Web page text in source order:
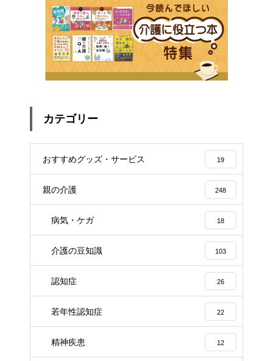
カテゴリー
おすすめグッズ・サービス 19
親の介護 248
病気・ケガ 18
介護の豆知識 103
認知症 26
若年性認知症 22
精神疾患 12